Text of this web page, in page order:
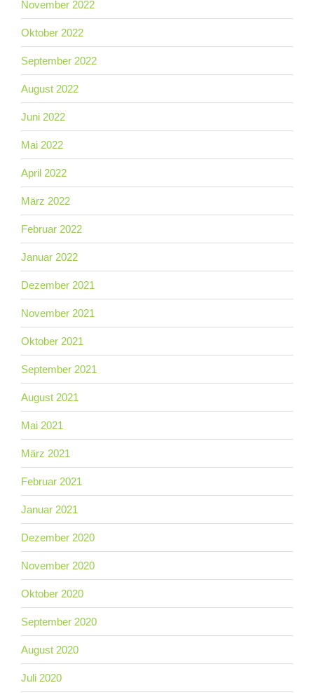
November 2022
Oktober 2022
September 2022
August 2022
Juni 2022
Mai 2022
April 2022
März 2022
Februar 2022
Januar 2022
Dezember 2021
November 2021
Oktober 2021
September 2021
August 2021
Mai 2021
März 2021
Februar 2021
Januar 2021
Dezember 2020
November 2020
Oktober 2020
September 2020
August 2020
Juli 2020